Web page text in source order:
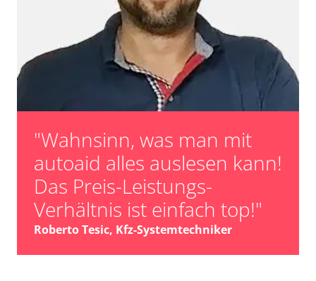
"Wahnsinn, was man mit
autoaid alles auslesen kann!
Das Preis-Leistungs-
Verhältnis ist einfach top!"
Roberto Tesic, Kfz-Systemtechniker